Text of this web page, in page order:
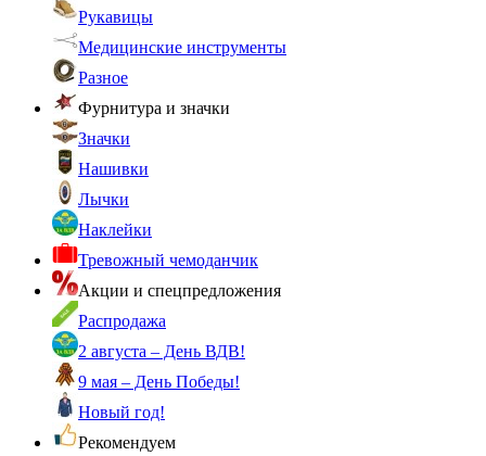
Рукавицы
Медицинские инструменты
Разное
Фурнитура и значки
Значки
Нашивки
Лычки
Наклейки
Тревожный чемоданчик
Акции и спецпредложения
Распродажа
2 августа – День ВДВ!
9 мая – День Победы!
Новый год!
Рекомендуем